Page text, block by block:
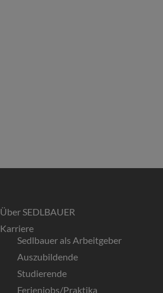
Über SEDLBAUER
Karriere
Sedlbauer als Arbeitgeber
Auszubildende
Studierende
Ferienjobs/Praktika